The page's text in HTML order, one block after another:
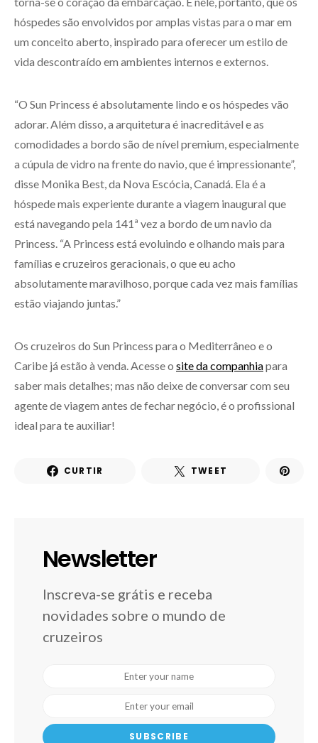
hóspedes são envolvidos por amplas vistas para o mar em
um conceito aberto, inspirado para oferecer um estilo de
vida descontraído em ambientes internos e externos.
“O Sun Princess é absolutamente lindo e os hóspedes vão
adorar. Além disso, a arquitetura é inacreditável e as
comodidades a bordo são de nível premium, especialmente
a cúpula de vidro na frente do navio, que é impressionante”,
disse Monika Best, da Nova Escócia, Canadá. Ela é a
hóspede mais experiente durante a viagem inaugural que
está navegando pela 141ª vez a bordo de um navio da
Princess. “A Princess está evoluindo e olhando mais para
famílias e cruzeiros geracionais, o que eu acho
absolutamente maravilhoso, porque cada vez mais famílias
estão viajando juntas.”
Os cruzeiros do Sun Princess para o Mediterrâneo e o
Caribe já estão à venda. Acesse o site da companhiapara
saber mais detalhes; mas não deixe de conversar com seu
agente de viagem antes de fechar negócio, é o profissional
ideal para te auxiliar!
CURTIR TWEET
Newsletter
Inscreva-se grátis e receba
novidades sobre o mundo de
cruzeiros
SUBSCRIBE